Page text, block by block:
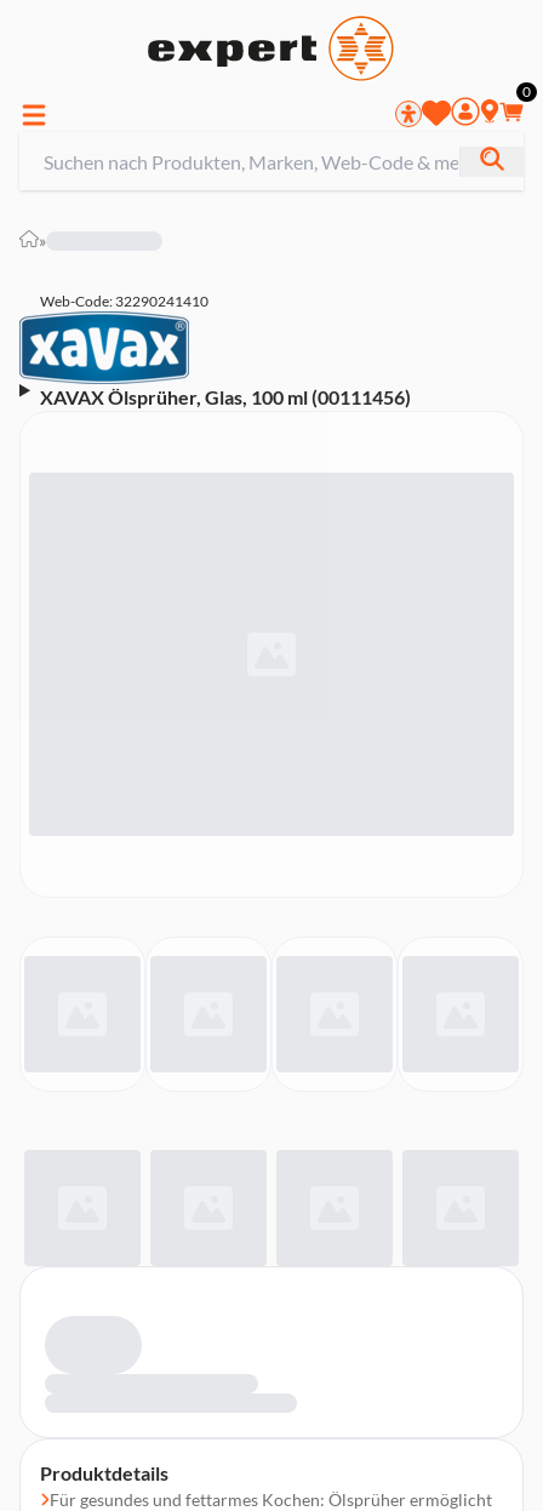
0
»
Web-Code: 32290241410
XAVAX Ölsprüher, Glas, 100 ml (00111456)
Produktdetails
Für gesundes und fettarmes Kochen: Ölsprüher ermöglicht